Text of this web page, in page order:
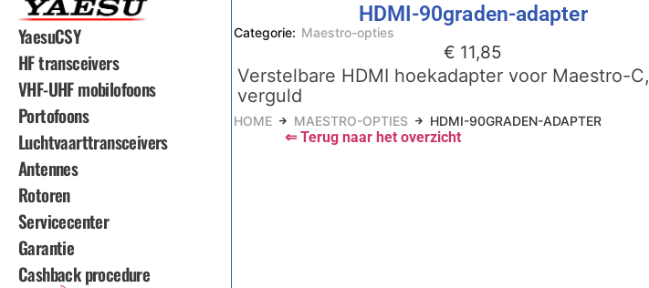
YaesuCSY
HF transceivers
VHF-UHF mobilofoons
Portofoons
Luchtvaarttransceivers
Antennes
Rotoren
Servicecenter
Garantie
Cashback procedure
HDMI-90graden-adapter
Categorie: Maestro-opties
€ 11,85
Verstelbare HDMI hoekadapter voor Maestro-C,
verguld
HOME MAESTRO-OPTIES HDMI-90GRADEN-ADAPTER
⇐ Terug naar het overzicht